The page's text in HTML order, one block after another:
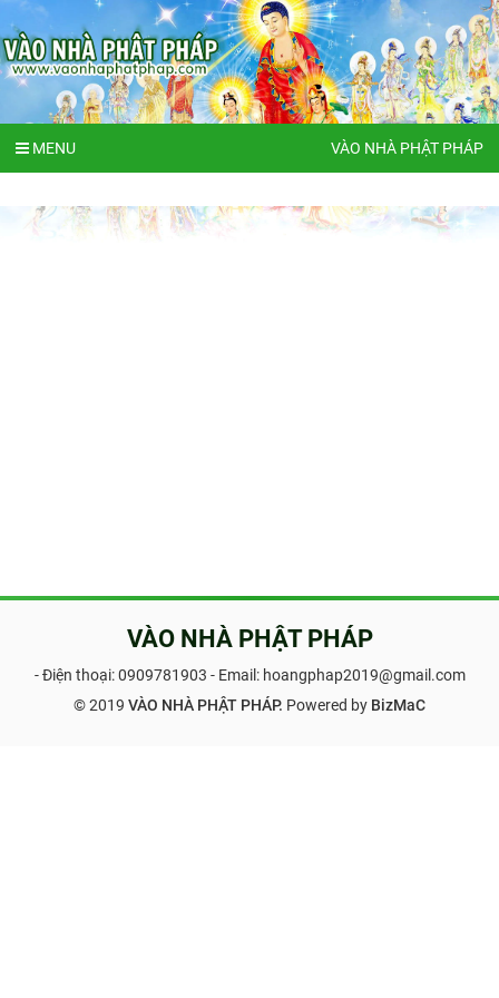
MENU VÀO NHÀ PHẬT PHÁP
VÀO NHÀ PHẬT PHÁP
- Điện thoại:0909781903 - Email: hoangphap2019@gmail.com
© 2019 VÀO NHÀ PHẬT PHÁP. Powered by BizMaC